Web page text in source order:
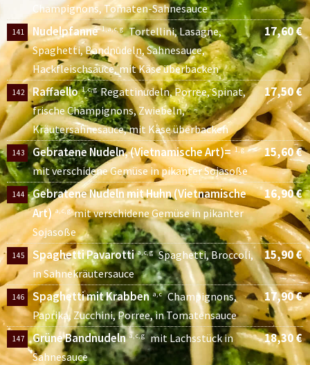
Champignons, Tomaten-Sahnesauce
141 Nudelpfanne 1, a, c, g Tortellini, Lasagne,
Spaghetti, Bandnudeln, Sahnesauce,
Hackfleischsauce, mit Käse überbacken
17,60 €
142 Raffaello 1, c, g Regattinudeln, Porree, Spinat,
frische Champignons, Zwiebeln,
Kräutersahnesauce, mit Käse überbacken
17,50 €
143 Gebratene Nudeln, (Vietnamische Art)= 1, g
mit verschidene Gemüse in pikanter Sojasoße
15,60 €
144
Gebratene Nudeln mit Huhn (Vietnamische
Art) a, c, g mit verschidene Gemüse in pikanter
Sojasoße
16,90 €
145 Spaghetti Pavarotti a, c, g Spaghetti, Broccoli,
in Sahnekräutersauce
15,90 €
146 Spaghetti mit Krabben a, c Champignons,
Paprika, Zucchini, Porree, in Tomatensauce
17,90 €
147 Grüne Bandnudeln a, c, g mit Lachsstück in
Sahnesauce
18,30 €